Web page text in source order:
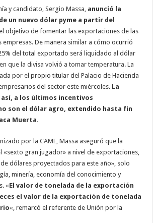
y candidato, Sergio Massa, anunció la
un nuevo dólar pyme a partir del
objetivo de fomentar las exportaciones de las
empresas. De manera similar a cómo ocurrió
del total exportado será liquidado al dólar
que la divisa volvió a tomar temperatura. La
por el propio titular del Palacio de Hacienda
del sector este miércoles. La
a los últimos incentivos
son el dólar agro, extendido hasta fin
Muerta.
por laCAME , Massa aseguró que la
«sexto gran jugador» a nivel de exportaciones,
dólares proyectados para este año», solo
minería, economía del conocimiento y
«El valor de tonelada de la exportación
el valor de la exportación de tonelada
«, remarcó el referente de Unión por la